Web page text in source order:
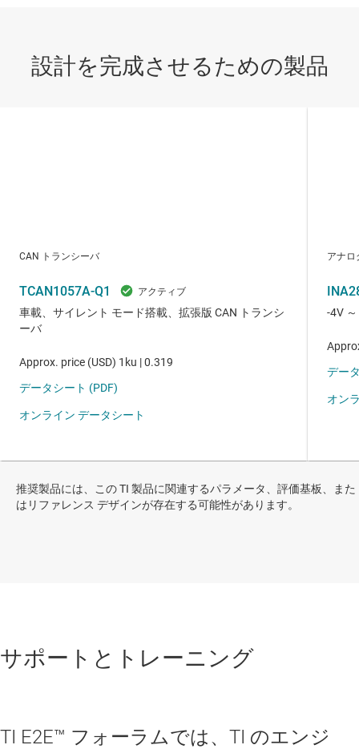
推奨製品には、この TI 製品に関連するパラメータ、評価基板、また
はリファレンス デザインが存在する可能性があります。
サポートとトレーニング
TI E2E™ フォーラムでは、TI のエンジ